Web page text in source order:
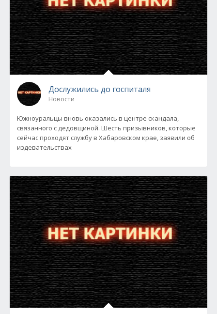
Дослужились до госпиталя
Новости
Южноуральцы вновь оказались в центре скандала,
связанного с дедовщиной. Шесть призывников, которые
сейчас проходят службу в Хабаровском крае, заявили об
издевательствах